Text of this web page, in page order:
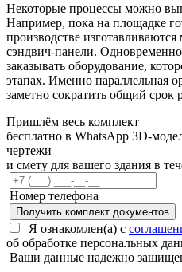
Некоторые процессы можно
Например, пока на площадке
производстве
сэндвич-панели.
заказывать оборудование,
этапах. Именно параллельная
заметно сократить общий срок
Пришлём весь комплект
бесплатно в WhatsApp 3D-
чертежи
и смету для вашего здания в
Номер телефона
Получить комплект документов
Я ознакомлен(а) с
об обработке персональных
Ваши данные надежно